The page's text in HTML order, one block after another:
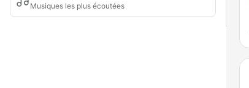
Musiques les plus écoutées